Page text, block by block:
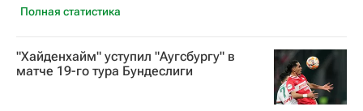
Полная статистика
"Хайденхайм" уступил "Аугсбургу" в
матче 19-го тура Бундеслиги